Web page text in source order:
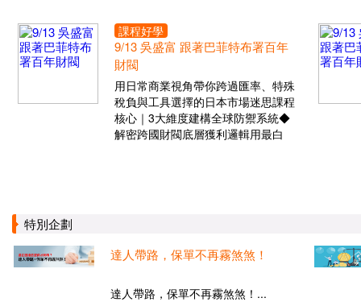
課程好學
9/13 吳盛富 跟著巴菲特布署百年
財閥
用日常商業視角帶你跨過匯率、特殊
稅負與工具選擇的日本市場迷思課程
核心｜3大維度建構全球防禦系統◆
解密跨國財閥底層獲利邏輯用最白
特別企劃
達人帶路，保單不再霧煞煞！
達人帶路，保單不再霧煞煞！...